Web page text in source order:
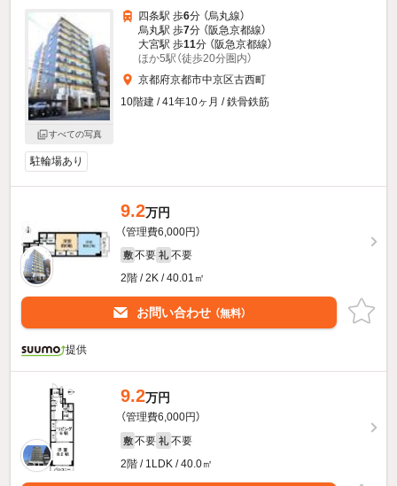
すべての写真
四条駅 歩6分 （烏丸線）
烏丸駅 歩7分 （阪急京都線）
大宮駅 歩11分 （阪急京都線）
ほか5駅（徒歩20分圏内）
京都府京都市中京区古西町
10階建 / 41年10ヶ月 / 鉄骨鉄筋
駐輪場あり
9.2万円
（管理費6,000円）
敷 不要 礼 不要
2階 / 2K / 40.01㎡
お問い合わせ （無料）
提供
9.2万円
（管理費6,000円）
敷 不要 礼 不要
2階 / 1LDK / 40.0㎡